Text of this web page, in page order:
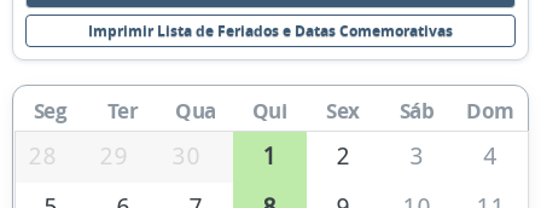
Imprimir Lista de Feriados e Datas Comemorativas
Seg Ter Qua Qui Sex Sáb Dom
28 29 30 1 2 3
4